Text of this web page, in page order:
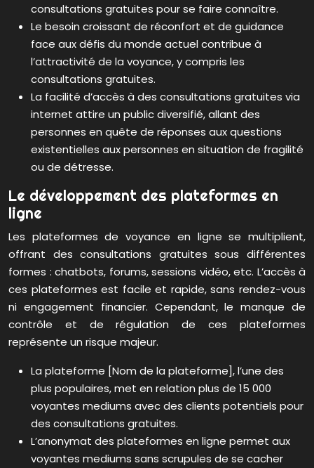
consultations gratuites pour se faire connaître.
Le besoin croissant de réconfort et de guidance
face aux défis du monde actuel contribue à
l’attractivité de la voyance, y compris les
consultations gratuites.
La facilité d’accès à des consultations gratuites via
internet attire un public diversifié, allant des
personnes en quête de réponses aux questions
existentielles aux personnes en situation de fragilité
ou de détresse.
Le développement des plateformes en
ligne
Les plateformes de voyance en ligne se multiplient,
offrant des consultations gratuites sous différentes
formes : chatbots, forums, sessions vidéo, etc. L’accès à
ces plateformes est facile et rapide, sans rendez-vous
ni engagement financier. Cependant, le manque de
contrôle et de régulation de ces plateformes
représente un risque majeur.
La plateforme [Nom de la plateforme], l’une des
plus populaires, met en relation plus de 15 000
voyantes mediums avec des clients potentiels pour
des consultations gratuites.
L’anonymat des plateformes en ligne permet aux
voyantes mediums sans scrupules de se cacher